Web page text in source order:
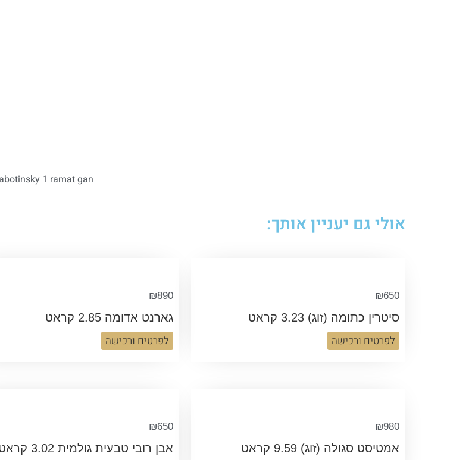
1 ramat gan
אולי גם יעניין אותך:
₪650
סיטרין כתומה (זוג) 3.23 קראט
לפרטים ורכישה
₪890
גארנט אדומה 2.85 קראט
לפרטים ורכישה
₪980
אמטיסט סגולה (זוג) 9.59 קראט
₪650
אבן רובי טבעית גולמית 3.02 קראט